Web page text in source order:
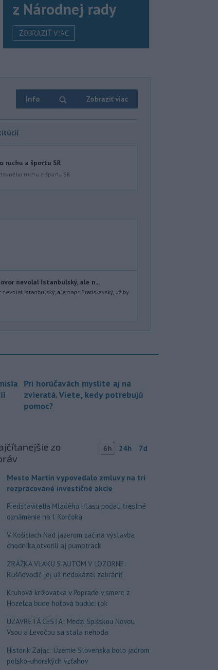
z Národnej rady
ZOBRAZIŤ VIAC
Info Zobraziť viac
ruchu a športu SR
ruchu a športu SR
nevolal Istanbulský, ale n...
Istanbulský, ale napr. Bratislavský, už by
Pri horúčavách myslite aj na
zvieratá. Viete, kedy potrebujú
pomoc?
zo
6h 24h 7d
Mesto Martin vypovedalo zmluvy na tri
rozpracované investičné akcie
Predstavitelia Mladého Hlasu podali trestné
oznámenie na I. Korčoka
V Košiciach Nad jazerom začína výstavba
chodníka,otvorili aj pumptrack
ZRÁŽKA VLAKU S AUTOM V LOZORNE:
Rušňovodič jej už nedokázal zabrániť
Kruhová križovatka v Poprade v smere z
Hozelca bude hotová budúci rok
UZAVRETÁ CESTA: Medzi Spišskou Novou
Vsou a Levočou sa stala nehoda
Historik Zajac: Územie Slovenska bolo jadrom
poľsko-uhorských vzťahov